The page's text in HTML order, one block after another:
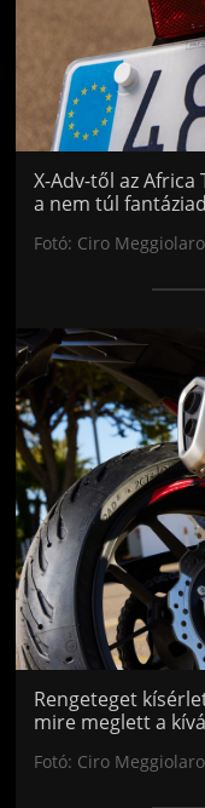
X-Adv-től az
a nem túl
Fotó: Ciro
Rengeteget
mire meglett a
Fotó: Ciro